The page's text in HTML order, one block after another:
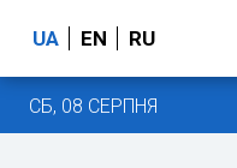
UA EN RU
СБ, 08 СЕРПНЯ